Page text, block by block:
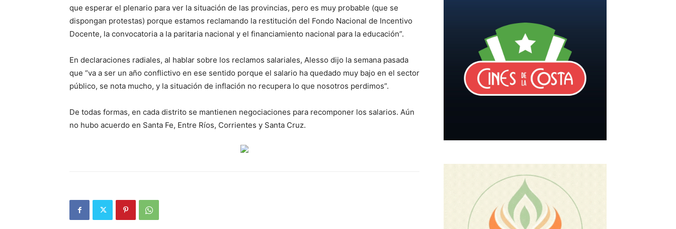
que esperar el plenario para ver la situación de las provincias, pero es muy probable (que se
dispongan protestas) porque estamos reclamando la restitución del Fondo Nacional de Incentivo
Docente, la convocatoria a la paritaria nacional y el financiamiento nacional para la educación”.
En declaraciones radiales, al hablar sobre los reclamos salariales, Alesso dijo la semana pasada
que “va a ser un año conflictivo en ese sentido porque el salario ha quedado muy bajo en el sector
público, se nota mucho, y la situación de inflación no recupera lo que nosotros perdimos”.
De todas formas, en cada distrito se mantienen negociaciones para recomponer los salarios. Aún
no hubo acuerdo en Santa Fe, Entre Ríos, Corrientes y Santa Cruz.